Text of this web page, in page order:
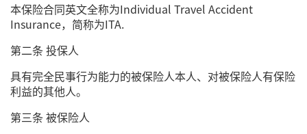
本保险合同英文全称为Individual Travel Accident
Insurance，简称为ITA.
第二条 投保人
具有完全民事行为能力的被保险人本人、对被保险人有保险
利益的其他人。
第三条 被保险人